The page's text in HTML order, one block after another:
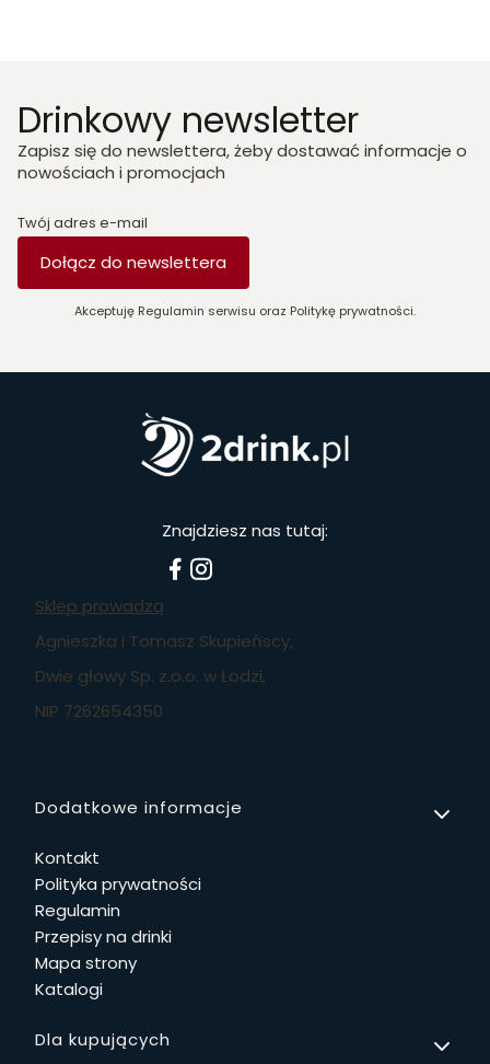
Drinkowy newsletter
Zapisz się do newslettera, żeby dostawać informacje o
nowościach i promocjach
Twój adres e-mail
Dołącz do newslettera
Akceptuję Regulamin serwisu oraz Politykę prywatności.
Znajdziesz nas tutaj:
Sklep prowadzą
Agnieszka i Tomasz Skupieńscy,
Dwie głowy Sp. z.o.o. w Łodzi,
NIP 7262654350
Linki w stopce
Dodatkowe informacje
Kontakt
Polityka prywatności
Regulamin
Przepisy na drinki
Mapa strony
Katalogi
Dla kupujących